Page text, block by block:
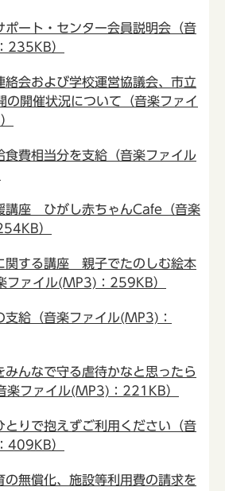
ポート・センター会員説明会（音
235KB）
絡会および学校運営協議会、市立
の開催状況について（音楽ファイ
食費相当分を支給（音楽ファイル
講座 ひがし赤ちゃんCafe（音楽
）
関する講座 親子でたのしむ絵本
ファイル(MP3)：259KB）
支給（音楽ファイル(MP3)：
みんなで守る虐待かなと思ったら
楽ファイル(MP3)：221KB）
りで抱えずご利用ください（音
409KB）
の無償化、施設等利用費の請求を